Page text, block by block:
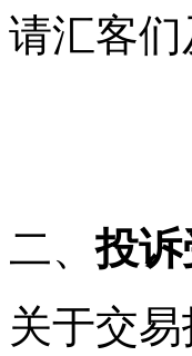
请汇客们
二、投
关于交